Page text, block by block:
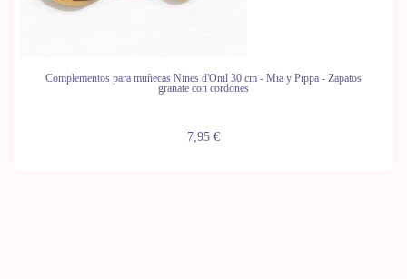
Complementos para muñecas Nines d'Onil 30 cm - Mia y Pippa - Zapatos
granate con cordones
7,95 €